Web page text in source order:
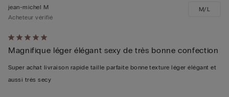
Évalué
5sur 5
jean-michel M
Acheteur vérifié
Magnifique léger élégant sexy de très bonne confection
Super achat livraison rapide taille parfaite bonne texture léger élégant et
aussi très secy
M/L